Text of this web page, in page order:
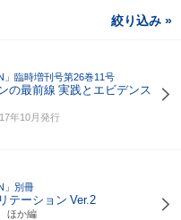
絞り込み »
」臨時増刊号第26巻11号
の最前線 実践とエビデンス
年10月発行
」別冊
テーション Ver.2
ほか編